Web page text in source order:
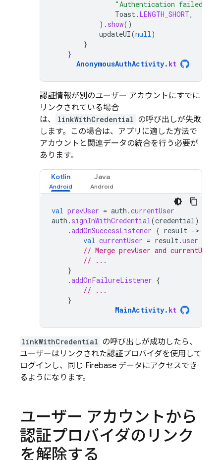
"Authentication failed."
Toast. LENGTH_SHORT,
). show()
updateUI(null)
}
}
AnonymousAuthActivity. kt
認証情報が別のユーザー アカウントにすでに
リンクされている場合
は、
linkWithCredential の呼び出しが失敗
します。この場合は、アプリに適した方法で
アカウントと関連データの統合を行う必要が
あります。
Kotlin Java
val prevUser = auth .currentUser
auth . signInWithCredential(credential)
.addOnSuccessListener { result -
val currentUser = result.user
// Merge prevUser and currentUser
// ...
}
.addOnFailureListener {
// ...
}
MainActivity. kt
linkWithCredential の呼び出しが成功したら、
ユーザーはリンクされた認証プロバイダを使用して
ログインし、同じ Firebase データにアクセスでき
るようになります。
ユーザー アカウントから
認証プロバイダのリンク
を解除する